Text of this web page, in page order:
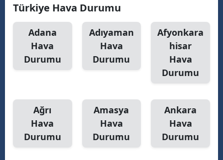
Van
Yozgat
Zonguldak
Aksaray
Bayburt
Karaman
Kırıkkale
Türkiye Hava Durumu
Adana
Hava
Durumu
Adıyaman
Hava
Durumu
Afyonkara
hisar
Hava
Durumu
Ağrı
Hava
Durumu
Amasya
Hava
Durumu
Ankara
Hava
Durumu